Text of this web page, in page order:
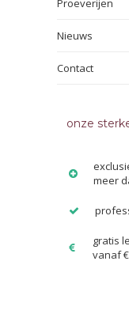
Proeverijen
Nieuws
Contact
onze
meer
gratis
vanaf